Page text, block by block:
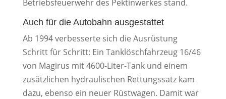
Betriebsfeuerwehr des Pektinwerkes stand.
Auch für die Autobahn ausgestattet
Ab 1994 verbesserte sich die Ausrüstung
Schritt für Schritt: Ein Tanklöschfahrzeug 16/46
von Magirus mit 4600-Liter-Tank und einem
zusätzlichen hydraulischen Rettungssatz kam
dazu, ebenso ein neuer Rüstwagen. Damit war